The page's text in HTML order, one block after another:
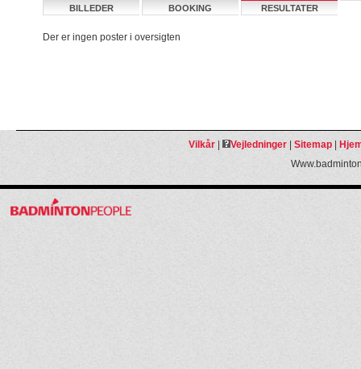
BILLEDER
BOOKING RESULTATER
Der er ingen poster i oversigten
Vilkår| Vejledninger| Sitemap|